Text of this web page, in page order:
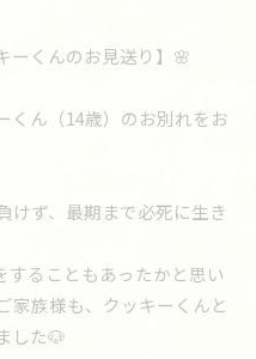
ーくんのお見送り】🌸
くん（14歳）のお別れをお
けず、最期まで必死に生き
することもあったかと思い
家族様も、クッキーくんと
した🐶